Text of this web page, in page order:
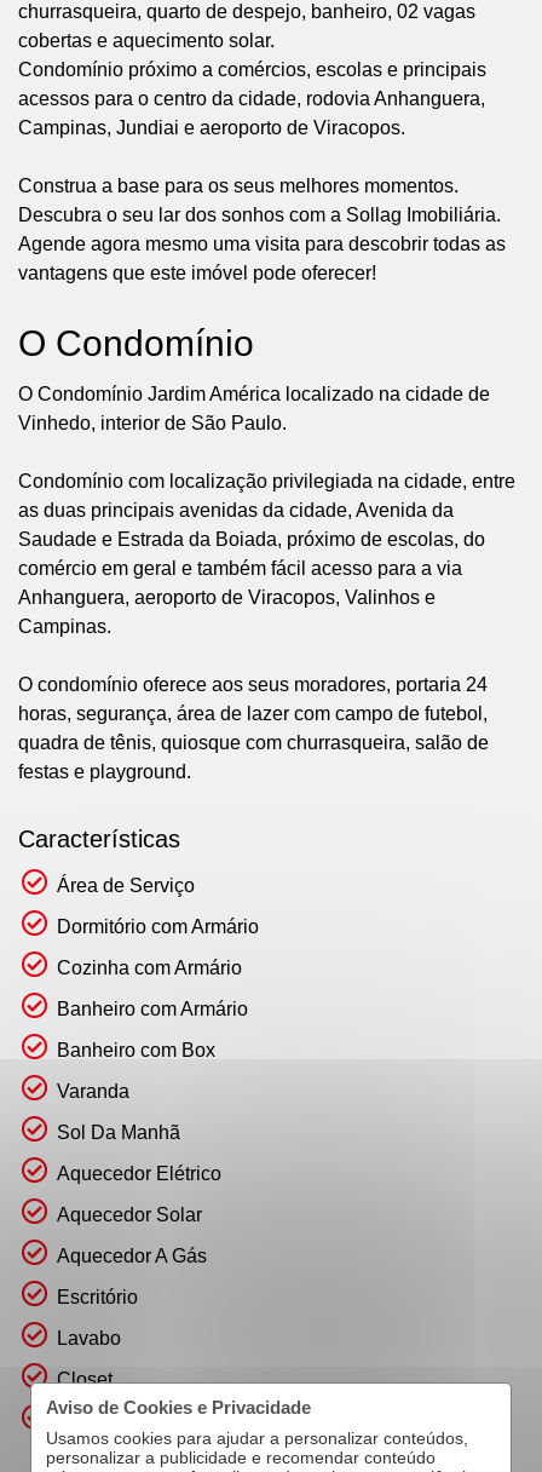
Aviso de Cookies e Privacidade
Usamos cookies para ajudar a personalizar conteúdos,
personalizar a publicidade e recomendar conteúdo
churrasqueira, quarto de despejo, banheiro, 02 vagas
cobertas e aquecimento solar.
Condomínio próximo a comércios, escolas e principais
acessos para o centro da cidade, rodovia Anhanguera,
Campinas, Jundiai e aeroporto de Viracopos.
Construa a base para os seus melhores momentos.
Descubra o seu lar dos sonhos com a Sollag Imobiliária.
Agende agora mesmo uma visita para descobrir todas as
vantagens que este imóvel pode oferecer!
O Condomínio
O Condomínio Jardim América localizado na cidade de
Vinhedo, interior de São Paulo.
Condomínio com localização privilegiada na cidade, entre
as duas principais avenidas da cidade, Avenida da
Saudade e Estrada da Boiada, próximo de escolas, do
comércio em geral e também fácil acesso para a via
Anhanguera, aeroporto de Viracopos, Valinhos e
Campinas.
O condomínio oferece aos seus moradores, portaria 24
horas, segurança, área de lazer com campo de futebol,
quadra de tênis, quiosque com churrasqueira, salão de
festas e playground.
Características
Área de Serviço
Dormitório com Armário
Cozinha com Armário
Banheiro com Armário
Banheiro com Box
Varanda
Sol Da Manhã
Aquecedor Elétrico
Aquecedor Solar
Aquecedor A Gás
Escritório
Lavabo
Closet
Quintal